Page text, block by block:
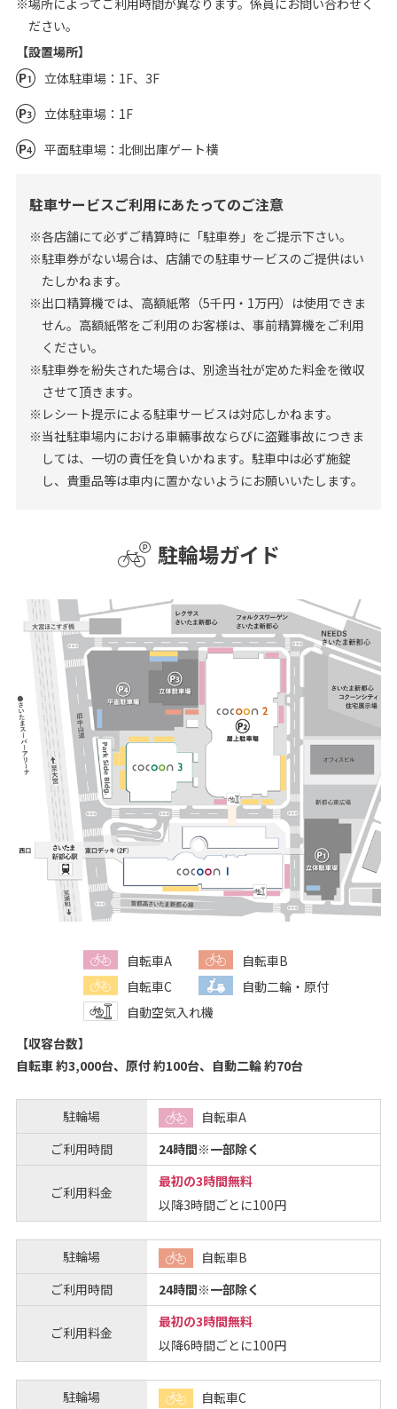
ださい。
【設置場所】
立体駐車場：1F、3F
立体駐車場：1F
平面駐車場：北側出庫ゲート横
駐車サービスご利用にあたってのご注意
※各店舗にて必ずご精算時に「駐車券」をご提示下さい。
※駐車券がない場合は、店舗での駐車サービスのご提供はい
たしかねます。
※出口精算機では、高額紙幣（5千円・1万円）は使用できま
せん。高額紙幣をご利用のお客様は、事前精算機をご利用
ください。
※駐車券を紛失された場合は、別途当社が定めた料金を徴収
させて頂きます。
※レシート提示による駐車サービスは対応しかねます。
※当社駐車場内における車輛事故ならびに盗難事故につきま
しては、一切の責任を負いかねます。駐車中は必ず施錠
し、貴重品等は車内に置かないようにお願いいたします。
駐輪場ガイド
自転車A
自転車B
自転車C
自動二輪・原付
自動空気入れ機
【収容台数】
自転車 約3,000台、原付 約100台、自動二輪 約70台
駐輪場
自転車A
ご利用時間
24時間※一部除く
ご利用料金
最初の3時間無料
以降3時間ごとに100円
駐輪場
自転車B
ご利用時間
24時間※一部除く
ご利用料金
最初の3時間無料
以降6時間ごとに100円
駐輪場
自転車C